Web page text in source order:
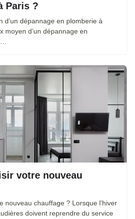
Paris ?
d’un dépannage en plomberie à
moyen d’un dépannage en
votre nouveau
nouveau chauffage ? Lorsque l’hiver
doivent reprendre du service